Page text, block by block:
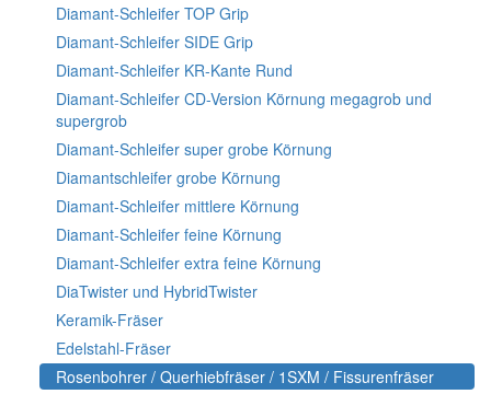
Diamant-Schleifer TOP Grip
Diamant-Schleifer SIDE Grip
Diamant-Schleifer KR-Kante Rund
Diamant-Schleifer CD-Version Körnung megagrob und
supergrob
Diamant-Schleifer super grobe Körnung
Diamantschleifer grobe Körnung
Diamant-Schleifer mittlere Körnung
Diamant-Schleifer feine Körnung
Diamant-Schleifer extra feine Körnung
DiaTwister und HybridTwister
Keramik-Fräser
Edelstahl-Fräser
Rosenbohrer / Querhiebfräser / 1SXM / Fissurenfräser